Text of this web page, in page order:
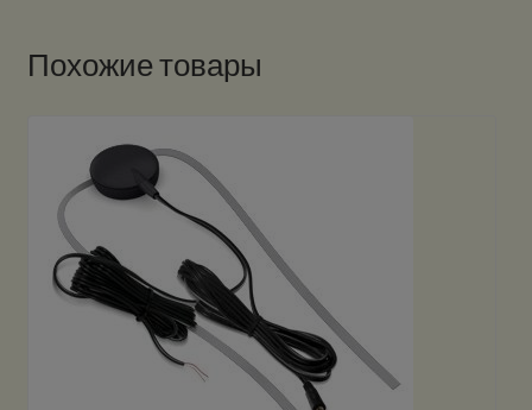
Похожие товары